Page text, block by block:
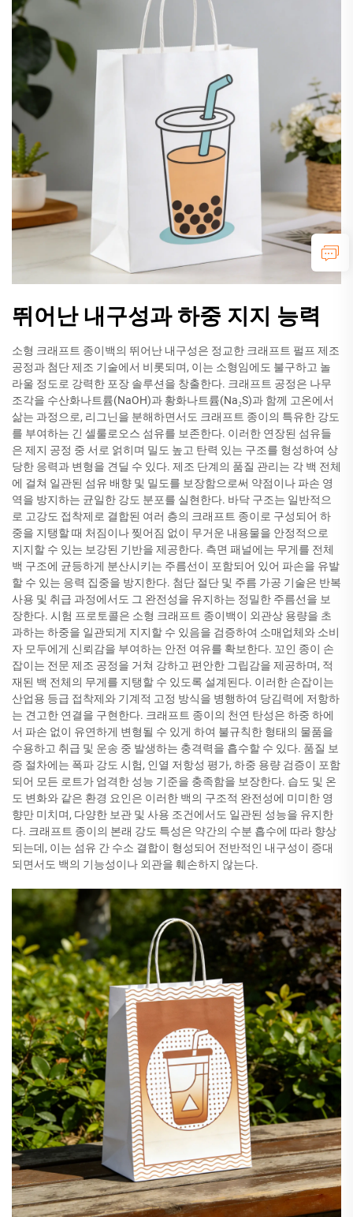
뛰어난 내구성과 하중 지지 능력
소형 크래프트 종이백의 뛰어난 내구성은 정교한 크래프트 펄프 제조
공정과 첨단 제조 기술에서 비롯되며, 이는 소형임에도 불구하고 놀
라울 정도로 강력한 포장 솔루션을 창출한다. 크래프트 공정은 나무
조각을 수산화나트륨(NaOH)과 황화나트륨(Na₂S)과 함께 고온에서
삶는 과정으로, 리그닌을 분해하면서도 크래프트 종이의 특유한 강도
를 부여하는 긴 셀룰로오스 섬유를 보존한다. 이러한 연장된 섬유들
은 제지 공정 중 서로 얽히며 밀도 높고 탄력 있는 구조를 형성하여 상
당한 응력과 변형을 견딜 수 있다. 제조 단계의 품질 관리는 각 백 전체
에 걸쳐 일관된 섬유 배향 및 밀도를 보장함으로써 약점이나 파손 영
역을 방지하는 균일한 강도 분포를 실현한다. 바닥 구조는 일반적으
로 고강도 접착제로 결합된 여러 층의 크래프트 종이로 구성되어 하
중을 지탱할 때 처짐이나 찢어짐 없이 무거운 내용물을 안정적으로
지지할 수 있는 보강된 기반을 제공한다. 측면 패널에는 무게를 전체
백 구조에 균등하게 분산시키는 주름선이 포함되어 있어 파손을 유발
할 수 있는 응력 집중을 방지한다. 첨단 절단 및 주름 가공 기술은 반복
사용 및 취급 과정에서도 그 완전성을 유지하는 정밀한 주름선을 보
장한다. 시험 프로토콜은 소형 크래프트 종이백이 외관상 용량을 초
과하는 하중을 일관되게 지지할 수 있음을 검증하여 소매업체와 소비
자 모두에게 신뢰감을 부여하는 안전 여유를 확보한다. 꼬인 종이 손
잡이는 전문 제조 공정을 거쳐 강하고 편안한 그립감을 제공하며, 적
재된 백 전체의 무게를 지탱할 수 있도록 설계된다. 이러한 손잡이는
산업용 등급 접착제와 기계적 고정 방식을 병행하여 당김력에 저항하
는 견고한 연결을 구현한다. 크래프트 종이의 천연 탄성은 하중 하에
서 파손 없이 유연하게 변형될 수 있게 하여 불규칙한 형태의 물품을
수용하고 취급 및 운송 중 발생하는 충격력을 흡수할 수 있다. 품질 보
증 절차에는 폭파 강도 시험, 인열 저항성 평가, 하중 용량 검증이 포함
되어 모든 로트가 엄격한 성능 기준을 충족함을 보장한다. 습도 및 온
도 변화와 같은 환경 요인은 이러한 백의 구조적 완전성에 미미한 영
향만 미치며, 다양한 보관 및 사용 조건에서도 일관된 성능을 유지한
다. 크래프트 종이의 본래 강도 특성은 약간의 수분 흡수에 따라 향상
되는데, 이는 섬유 간 수소 결합이 형성되어 전반적인 내구성이 증대
되면서도 백의 기능성이나 외관을 훼손하지 않는다.